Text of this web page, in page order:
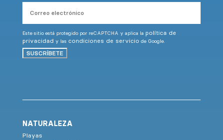
electrónico
Este sitio está protegido por reCAPTCHA y aplica la política de
privacidad y las condiciones de servicio de Google.
SUSCRÍBETE
NATURALEZA
Playas